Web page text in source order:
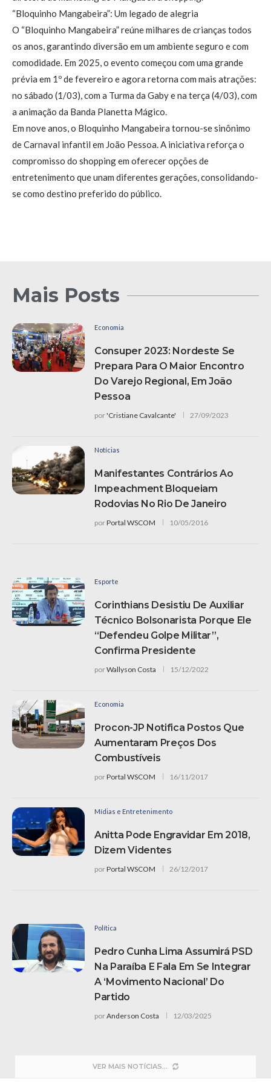
“Bloquinho Mangabeira”: Um legado de alegria
O “Bloquinho Mangabeira” reúne milhares de crianças todos
os anos, garantindo diversão em um ambiente seguro e com
comodidade. Em 2025, o evento começou com uma grande
prévia em 1º de fevereiro e agora retorna com mais atrações:
no sábado (1/03), com a Turma da Gaby e na terça (4/03), com
a animação da Banda Planetta Mágico.
Em nove anos, o Bloquinho Mangabeira tornou-se sinônimo
de Carnaval infantil em João Pessoa. A iniciativa reforça o
compromisso do shopping em oferecer opções de
entretenimento que unam diferentes gerações, consolidando-
se como destino preferido do público.
Mais Posts
Economia
Consuper 2023: Nordeste Se
Prepara Para O Maior Encontro
Do Varejo Regional, Em João
Pessoa
por'Cristiane Cavalcante' 27/09/2023
Notícias
Manifestantes Contrários Ao
Impeachment Bloqueiam
Rodovias No Rio De Janeiro
porPortal WSCOM 10/05/2016
Esporte
Corinthians Desistiu De Auxiliar
Técnico Bolsonarista Porque Ele
“defendeu Golpe Militar”,
Confirma Presidente
porWallyson Costa 15/12/2022
Economia
Procon-JP Notifica Postos Que
Aumentaram Preços Dos
Combustíveis
porPortal WSCOM 16/11/2017
Mídias e Entretenimento
Anitta Pode Engravidar Em 2018,
Dizem Videntes
porPortal WSCOM 26/12/2017
Política
Pedro Cunha Lima Assumirá PSD
Na Paraíba E Fala Em Se Integrar
A ‘movimento Nacional’ Do
Partido
porAnderson Costa 12/03/2025
VER MAIS NOTÍCIAS